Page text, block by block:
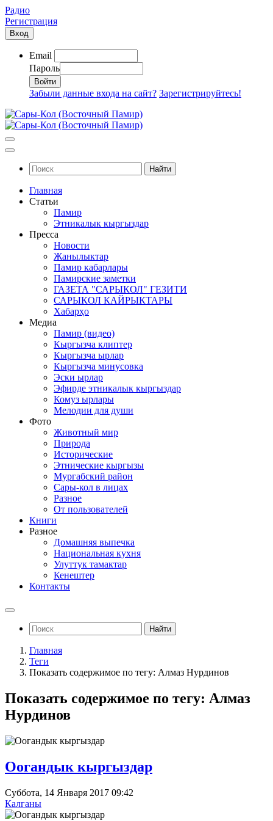
Радио
Регистрация
Вход
Email
Пароль
Забыли данные входа на сайт? Зарегистрируйтесь!
Найти
Главная
Статьи
Памир
Этникалык кыргыздар
Пресса
Новости
Жанылыктар
Памир кабарлары
Памирские заметки
ГАЗЕТА "САРЫКОЛ" ГЕЗИТИ
САРЫКОЛ КАЙРЫКТАРЫ
Хабарҳо
Медиа
Памир (видео)
Кыргызча клиптер
Кыргызча ырлар
Кыргызча минусовка
Эски ырлар
Эфирде этникалык кыргыздар
Комуз ырлары
Мелодии для души
Фото
Животный мир
Природа
Исторические
Этнические кыргызы
Мургабский район
Сары-кол в лицах
Разное
От пользователей
Книги
Разное
Домашняя выпечка
Национальная кухня
Улуттук тамактар
Кенештер
Контакты
Найти
Главная
Теги
Показать содержимое по тегу: Алмаз Нурдинов
Показать содержимое по тегу: Алмаз
Нурдинов
Оогандык кыргыздар
Суббота, 14 Января 2017 09:42
Калганы